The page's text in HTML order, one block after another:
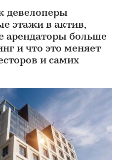
девелоперы
этажи в актив,
арендаторы больше
и что это меняет
и самих